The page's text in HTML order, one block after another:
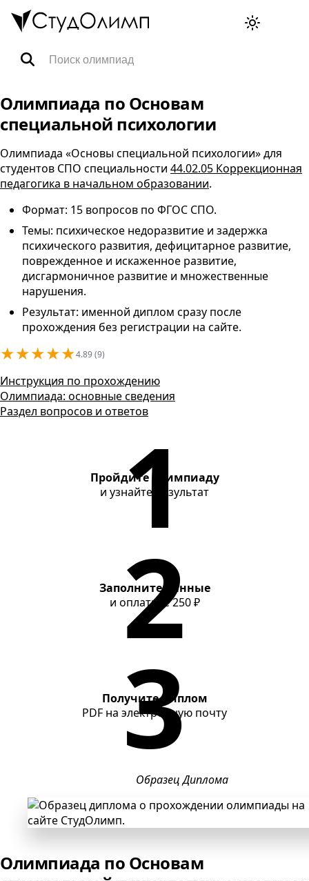
Олимпиада по Основам
специальной психологии
Олимпиада «Основы специальной психологии» для
студентов СПО специальности 44.02.05 Коррекционная
педагогика в начальном образовании.
Формат: 15 вопросов по ФГОС СПО.
Темы: психическое недоразвитие и задержка
психического развития, дефицитарное развитие,
поврежденное и искаженное развитие,
дисгармоничное развитие и множественные
нарушения.
Результат: именной диплом сразу после
прохождения без регистрации на сайте.
★★★★★4.89 (9)
Инструкция по прохождению
Олимпиада: основные сведения
Раздел вопросов и ответов
Пройдите олимпиаду
и узнайте результат
Заполните данные
и оплатите250 ₽
Получите диплом
PDF на электронную почту
Образец Диплома
Олимпиада по Основам
Тренажёры ВПР
FAQ
Корзина
Контакты